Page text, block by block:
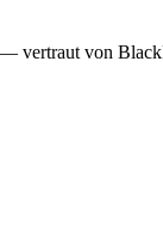
vertraut von